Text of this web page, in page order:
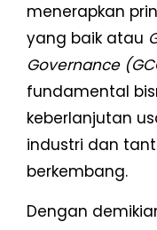
menerapkan
yang baik atau
Governance
fundamental
keberlanjutan
industri dan
berkembang.
Dengan